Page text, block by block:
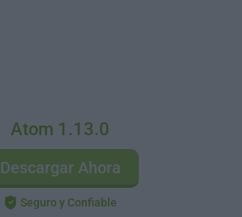
Atom 1.13.0
Descargar Ahora
Seguro y Confiable